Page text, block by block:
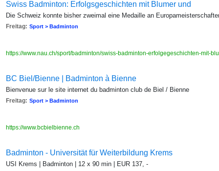
Swiss Badminton: Erfolgsgeschichten mit Blumer und
Die Schweiz konnte bisher zweimal eine Medaille an
Freitag: Sport > Badminton
https://www.nau.ch/sport/badminton/swiss-badminton-erfolgegeschichten-mit-
BC Biel/Bienne | Badminton à Bienne
Bienvenue sur le site internet du badminton club de Biel / Bienne
Freitag: Sport > Badminton
https://www.bcbielbienne.ch
Badminton - Universität für Weiterbildung Krems
USI Krems | Badminton | 12 x 90 min | EUR 137, -